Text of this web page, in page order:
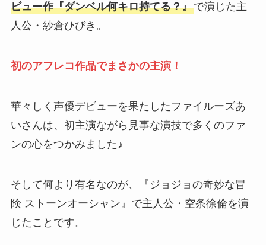
ビュー作『ダンベル何キロ持てる？』で演じた主
人公・紗倉ひびき。
初のアフレコ作品でまさかの主演！
華々しく声優デビューを果たしたファイルーズあ
いさんは、初主演ながら見事な演技で多くのファ
ンの心をつかみました♪
そして何より有名なのが、『ジョジョの奇妙な冒
険 ストーンオーシャン』で主人公・空条徐倫を演
じたことです。